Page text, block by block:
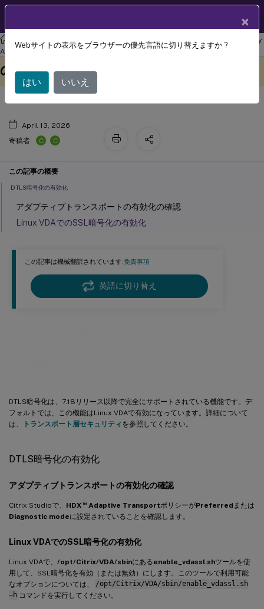
リナックス バーチャル デリバリー エージェント
Linux Virtual Delivery
Agent 2407
この記事は機械翻訳されています.免責事項
英語に切り替え
DTLS暗号化は、7.18リリース以降で完全にサポートされている機能です。デ
フォルトでは、この機能はLinux VDAで有効になっています。詳細について
は、
トランスポート層セキュリティ を参照してください。
DTLS暗号化の有効化
アダプティブトランスポートの有効化の確認
Citrix Studioで、 HDX ™Adaptive TransportポリシーがPreferred または
Diagnostic modeに設定されていることを確認します。
Linux VDAでのSSL暗号化の有効化
Linux VDAで、 /opt/Citrix/VDA/sbinにあるenable_vdassl.shツールを使
用して、SSL暗号化を有効（または無効）にします。このツールで利用可能
なオプションについては、
/opt/Citrix/VDA/sbin/enable_vdassl.sh
–h コマンドを実行してください。
翻訳されています。
DTLS を使用したユーザーセッション
の保護
April 13, 2026
寄稿者:
C C
この記事の概要
DTLS暗号化の有効化
アダプティブトランスポートの有効化の確認
Linux VDAでのSSL暗号化の有効化
×
Webサイトの表示をブラウザーの優先言語に切り替えますか ?
はい いいえ